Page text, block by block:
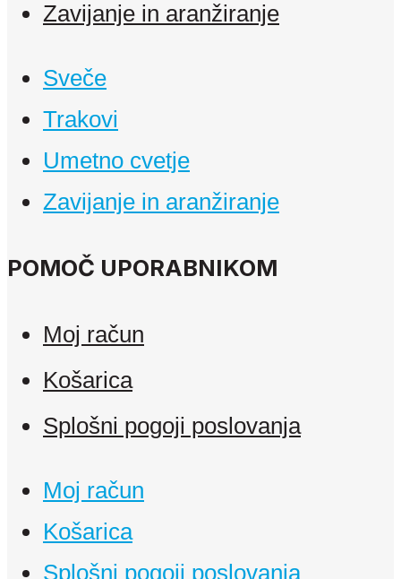
Zavijanje in aranžiranje
Sveče
Trakovi
Umetno cvetje
Zavijanje in aranžiranje
POMOČ UPORABNIKOM
Moj račun
Košarica
Splošni pogoji poslovanja
Moj račun
Košarica
Splošni pogoji poslovanja